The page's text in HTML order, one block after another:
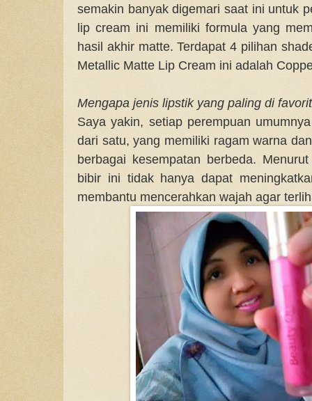
semakin banyak digemari saat ini untuk
lip cream ini memiliki formula yang
hasil akhir matte. Terdapat 4 pilihan
Metallic Matte Lip Cream ini adalah
Mengapa jenis lipstik yang paling di
Saya yakin, setiap perempuan
dari satu, yang memiliki ragam warna
berbagai kesempatan berbeda.
bibir ini tidak hanya dapat
membantu mencerahkan wajah agar